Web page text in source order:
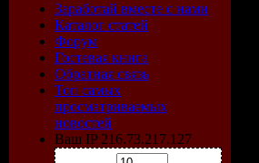
Заработай вместе с нами
Каталог статей
Форум
Гостевая книга
Обратная связь
Топ самых
просматриваемых
новостей
Ваш IP 216.73.217.127